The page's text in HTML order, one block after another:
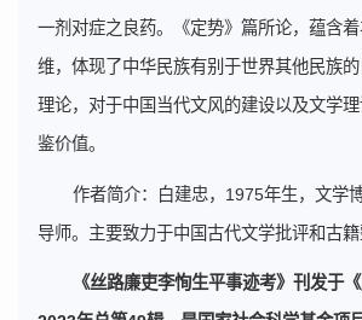
一剂对症之良药。《定势》篇所论，蕴含
维，体现了中华民族有别于世界其他民族
理论，对于中国当代文风的建设以及文学
鉴价值。
作者简介：白建忠，1975年生，文学
导师。主要致力于中国古代文学批评和古籍
《丝路廉吏李恂生平事迹考》刊发于